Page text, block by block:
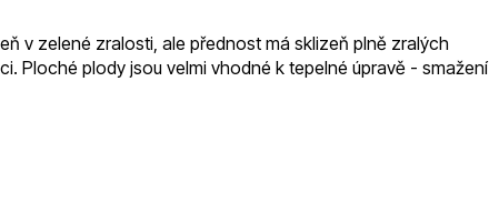
v zelené zralosti, ale přednost má sklizeň plně zralých
Ploché plody jsou velmi vhodné k tepelné úpravě - smažení